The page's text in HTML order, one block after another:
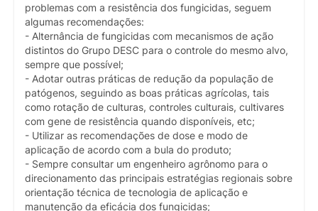
problemas com a resistência dos fungicidas, seguem
algumas recomendações:
- Alternância de fungicidas com mecanismos de ação
distintos do Grupo DESC para o controle do mesmo alvo,
sempre que possível;
- Adotar outras práticas de redução da população de
patógenos, seguindo as boas práticas agrícolas, tais
como rotação de culturas, controles culturais, cultivares
com gene de resistência quando disponíveis, etc;
- Utilizar as recomendações de dose e modo de
aplicação de acordo com a bula do produto;
- Sempre consultar um engenheiro agrônomo para o
direcionamento das principais estratégias regionais sobre
orientação técnica de tecnologia de aplicação e
manutenção da eficácia dos fungicidas;